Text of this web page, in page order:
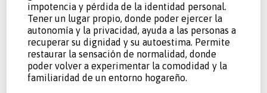
impotencia y pérdida de la identidad personal.
Tener un lugar propio, donde poder ejercer la
autonomía y la privacidad, ayuda a las personas a
recuperar su dignidad y su autoestima. Permite
restaurar la sensación de normalidad, donde
poder volver a experimentar la comodidad y la
familiaridad de un entorno hogareño.